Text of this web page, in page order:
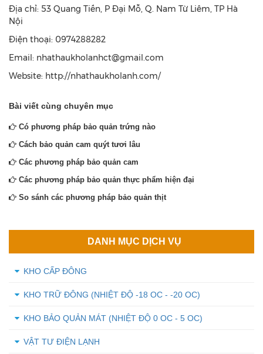
Địa chỉ: 53 Quang Tiến, P Đại Mỗ, Q. Nam Từ Liêm, TP Hà
Nội
Điện thoại: 0974288282
Email: nhathaukholanhct@gmail.com
Website: http://nhathaukholanh.com/
Bài viết cùng chuyên mục
Có phương pháp bảo quản trứng nào
Cách bảo quản cam quýt tươi lâu
Các phương pháp bảo quản cam
Các phương pháp bảo quản thực phẩm hiện đại
So sánh các phương pháp bảo quản thịt
DANH MỤC DỊCH VỤ
KHO CẤP ĐÔNG
KHO TRỮ ĐÔNG (NHIỆT ĐỘ -18 OC - -20 OC)
KHO BẢO QUẢN MÁT (NHIỆT ĐỘ 0 OC - 5 OC)
VẬT TƯ ĐIỆN LẠNH